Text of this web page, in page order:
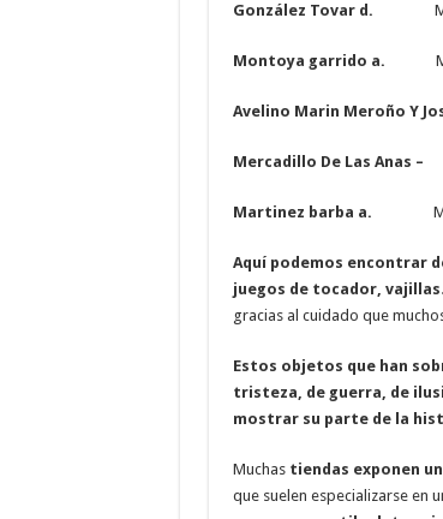
González Tovar d.
Montoya garrido a.
Avelino Marin Meroño Y
Mercadillo De Las Anas –
Martinez barba a.
Aquí podemos encontrar
juegos de tocador,
gracias al cuidado que
Estos objetos que han
tristeza, de guerra, de
mostrar su parte de la
Muchas tiendas exponen
que suelen especializarse en